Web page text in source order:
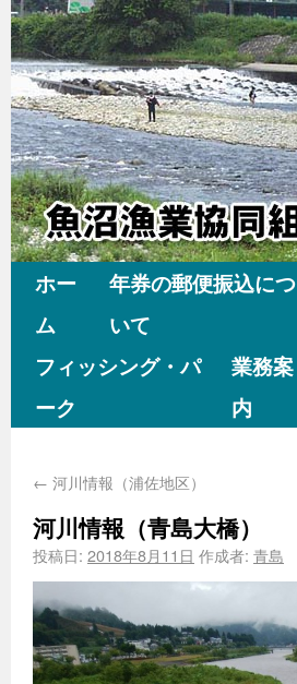
ホー
ム
年券の郵便振込につ
いて
フィッシング・パ
ーク
業務案
内
← 河川情報（浦佐地区）
河川情報（青島大橋）
投稿日: 2018年8月11日 作成者: 青島